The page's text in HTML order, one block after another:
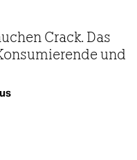
Crack. Das
und